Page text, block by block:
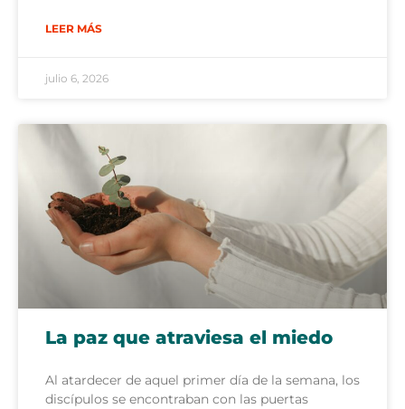
LEER MÁS
julio 6, 2026
La paz que atraviesa el miedo
Al atardecer de aquel primer día de la semana, los
discípulos se encontraban con las puertas